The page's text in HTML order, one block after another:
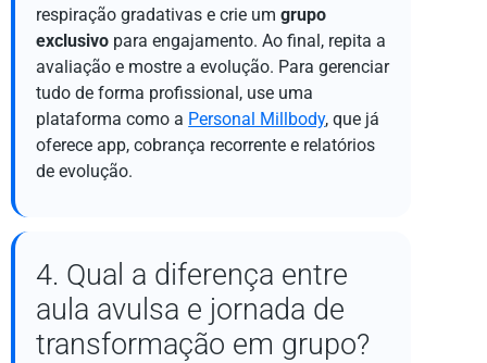
respiração gradativas e crie umgrupo
exclusivo para engajamento. Ao final, repita a
avaliação e mostre a evolução. Para gerenciar
tudo de forma profissional, use uma
plataforma como a Personal Millbody, que já
oferece app, cobrança recorrente e relatórios
de evolução.
4. Qual a diferença entre
aula avulsa e jornada de
transformação em grupo?